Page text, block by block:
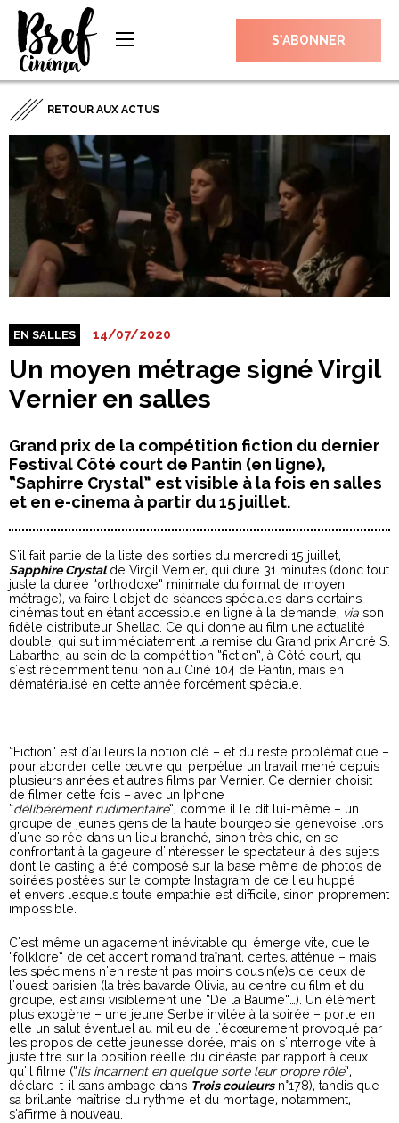
S’ABONNER
RETOUR AUX ACTUS
EN SALLES 14/07/2020
Un moyen métrage signé Virgil
Vernier en salles
Grand prix de la compétition fiction du dernier
Festival Côté court de Pantin (en ligne),
“Saphirre Crystal” est visible à la fois en salles
et en e-cinema à partir du 15 juillet.
S'il fait partie de la liste des sorties du mercredi 15 juillet,
Sapphire Crystalde Virgil Vernier, qui dure 31 minutes (donc tout
juste la durée “orthodoxe” minimale du format de moyen
métrage), va faire l'objet de séances spéciales dans certains
cinémas tout en étant accessible en ligne à la demande, via son
fidèle distributeur Shellac. Ce qui donne au film une actualité
double, qui suit immédiatement la remise du Grand prix André S.
Labarthe, au sein de la compétition “fiction”, à Côté court, qui
s'est récemment tenu non au Ciné 104 de Pantin, mais en
dématérialisé en cette année forcément spéciale.
“Fiction” est d'ailleurs la notion clé – et du reste problématique –
pour aborder cette œuvre qui perpétue un travail mené depuis
plusieurs années et autres films par Vernier. Ce dernier choisit
de filmer cette fois – avec un Iphone
“délibérément rudimentaire”, comme il le dit lui-même – un
groupe de jeunes gens de la haute bourgeoisie genevoise lors
d'une soirée dans un lieu branché, sinon très chic, en se
confrontant à la gageure d'intéresser le spectateur à des sujets
dont le casting a été composé sur la base même de photos de
soirées postées sur le compte Instagram de ce lieu huppé
et envers lesquels toute empathie est difficile, sinon proprement
impossible.
C'est même un agacement inévitable qui émerge vite, que le
“folklore” de cet accent romand traînant, certes, atténue – mais
les spécimens n'en restent pas moins cousin(e)s de ceux de
l'ouest parisien (la très bavarde Olivia, au centre du film et du
groupe, est ainsi visiblement une “De la Baume”…). Un élément
plus exogène – une jeune Serbe invitée à la soirée – porte en
elle un salut éventuel au milieu de l'écœurement provoqué par
les propos de cette jeunesse dorée, mais on s'interroge vite à
juste titre sur la position réelle du cinéaste par rapport à ceux
qu'il filme (“ils incarnent en quelque sorte leur propre rôle”,
déclare-t-il sans ambage dans Trois couleursn°178), tandis que
sa brillante maîtrise du rythme et du montage, notamment,
s'affirme à nouveau.